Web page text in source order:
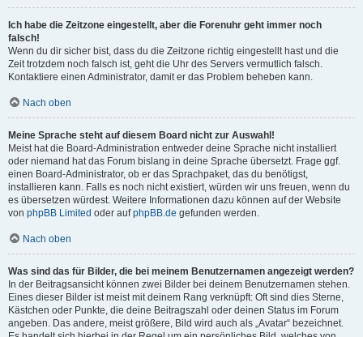
Ich habe die Zeitzone eingestellt, aber die Forenuhr geht immer noch
falsch!
Wenn du dir sicher bist, dass du die Zeitzone richtig eingestellt hast und die
Zeit trotzdem noch falsch ist, geht die Uhr des Servers vermutlich falsch.
Kontaktiere einen Administrator, damit er das Problem beheben kann.
Nach oben
Meine Sprache steht auf diesem Board nicht zur Auswahl!
Meist hat die Board-Administration entweder deine Sprache nicht installiert
oder niemand hat das Forum bislang in deine Sprache übersetzt. Frage ggf.
einen Board-Administrator, ob er das Sprachpaket, das du benötigst,
installieren kann. Falls es noch nicht existiert, würden wir uns freuen, wenn du
es übersetzen würdest. Weitere Informationen dazu können auf der Website
von phpBB Limited oder aufphpBB.de gefunden werden.
Nach oben
Was sind das für Bilder, die bei meinem Benutzernamen angezeigt werden?
In der Beitragsansicht können zwei Bilder bei deinem Benutzernamen stehen.
Eines dieser Bilder ist meist mit deinem Rang verknüpft: Oft sind dies Sterne,
Kästchen oder Punkte, die deine Beitragszahl oder deinen Status im Forum
angeben. Das andere, meist größere, Bild wird auch als „Avatar“ bezeichnet.